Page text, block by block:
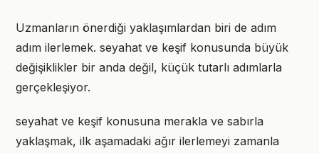
Uzmanların önerdiği yaklaşımlardan biri de adım
adım ilerlemek. seyahat ve keşif konusunda büyük
değişiklikler bir anda değil, küçük tutarlı adımlarla
gerçekleşiyor.
seyahat ve keşif konusuna merakla ve sabırla
yaklaşmak, ilk aşamadaki ağır ilerlemeyi zamanla